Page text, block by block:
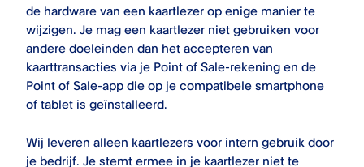
de hardware van een kaartlezer op enige manier te
wijzigen. Je mag een kaartlezer niet gebruiken voor
andere doeleinden dan het accepteren van
kaarttransacties via je Point of Sale-rekening en de
Point of Sale-app die op je compatibele smartphone
of tablet is geïnstalleerd.
Wij leveren alleen kaartlezers voor intern gebruik door
je bedrijf. Je stemt ermee in je kaartlezer niet te